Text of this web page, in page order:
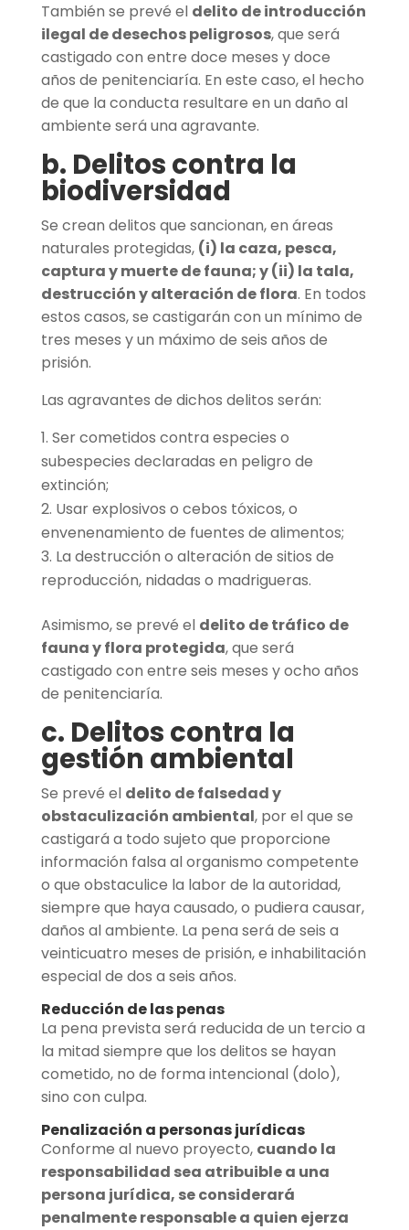
También se prevé el delito de introducción
ilegal de desechos peligrosos, que será
castigado con entre doce meses y doce
años de penitenciaría. En este caso, el hecho
de que la conducta resultare en un daño al
ambiente será una agravante.
b. Delitos contra la
biodiversidad
Se crean delitos que sancionan, en áreas
naturales protegidas, (i) la caza, pesca,
captura y muerte de fauna; y (ii) la tala,
destrucción y alteración de flora. En todos
estos casos, se castigarán con un mínimo de
tres meses y un máximo de seis años de
prisión.
Las agravantes de dichos delitos serán:
Ser cometidos contra especies o
subespecies declaradas en peligro de
extinción;
Usar explosivos o cebos tóxicos, o
envenenamiento de fuentes de alimentos;
La destrucción o alteración de sitios de
reproducción, nidadas o madrigueras.
Asimismo, se prevé el delito de tráfico de
fauna y flora protegida, que será
castigado con entre seis meses y ocho años
de penitenciaría.
c. Delitos contra la
gestión ambiental
Se prevé el delito de falsedad y
obstaculización ambiental, por el que se
castigará a todo sujeto que proporcione
información falsa al organismo competente
o que obstaculice la labor de la autoridad,
siempre que haya causado, o pudiera causar,
daños al ambiente. La pena será de seis a
veinticuatro meses de prisión, e inhabilitación
especial de dos a seis años.
Reducción de las penas
La pena prevista será reducida de un tercio a
la mitad siempre que los delitos se hayan
cometido, no de forma intencional (dolo),
sino con culpa.
Penalización a personas jurídicas
Conforme al nuevo proyecto, cuando la
responsabilidad sea atribuible a una
persona jurídica, se considerará
penalmente responsable a quien ejerza